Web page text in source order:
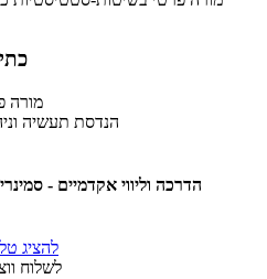
מורה
הנדסת תעשיה
הדרכה וליווי אקדמיים -
להציג
לשלוח